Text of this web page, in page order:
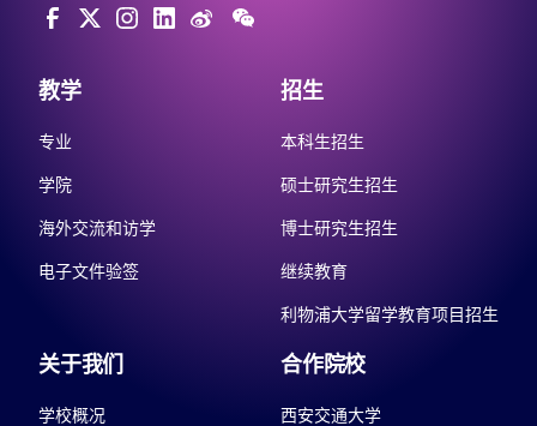
教学
专业
学院
海外交流和访学
电子文件验签
招生
本科生招生
硕士研究生招生
博士研究生招生
继续教育
利物浦大学留学教育项目招生
关于我们
学校概况
合作院校
西安交通大学